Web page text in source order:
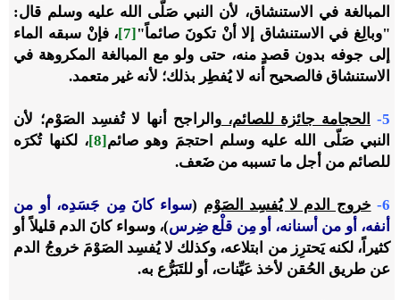
المبالغة في الاستنشاق، لأن النبي صَلّى الله عليه وسلم قال:
"وبالِغ في الاستنشاق إلا أنْ تكونَ صائماً"[7]
، فإنْ سبقه الماء
إلى جوفه بدون قصدٍ منه، حتى ولو مع المبالغة المكروهة في
الاستنشاق فالصحيح أنه لا يُفطِر بذلك؛ لأنه غير متعمد.
5- الحجامة جائزة للصائم،والراجح أنها لا تُفسِد الصَوْم؛ لأن
النبي صَلّى الله عليه وسلم احتجمَ وهو صائم[8]
، لكنها تُكرَه
للصائم من أجل ما تسببه من ضَعف.
6- خروج الدم لا يُفسِد الصَوْم (سواء كانَ مِن جَسَدِه، أو من
أنفه، أو من أسنانه، أو مِن قلْع ضِرس)، وسواء كانَ الدم قليلاً أو
كثيراً، لكنه يَحترِز من ابتلاعه، وكذلك لا يُفسِد الصَوْمَ خروجُ الدم
عن طريق الحُقن لأخذ عَيِّنات، أو للتَبَرُّع به.